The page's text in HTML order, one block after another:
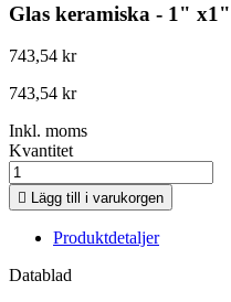
Glas keramiska - 1"
743,54 kr
743,54 kr
Inkl. moms
Kvantitet
 Lägg till i varukorgen
Produktdetaljer
Datablad